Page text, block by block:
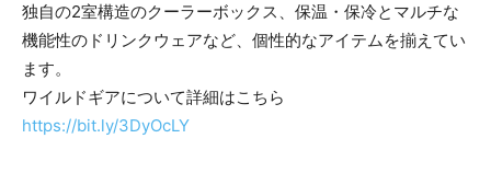
独自の2室構造のクーラーボックス、保温・保冷とマルチな
機能性のドリンクウェアなど、個性的なアイテムを揃えてい
ます。
ワイルドギアについて詳細はこちら
https://bit.ly/3DyOcLY